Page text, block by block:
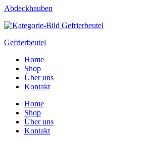
Abdeckhauben
Gefrierbeutel
Home
Shop
Über uns
Kontakt
Home
Shop
Über uns
Kontakt